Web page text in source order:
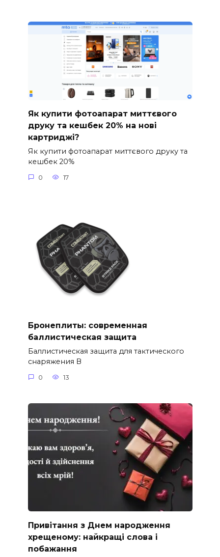
Як купити фотоапарат миттєвого
друку та кешбек 20% на нові
картриджі?
Як купити фотоапарат миттєвого друку та
кешбек 20%
0 17
Бронеплиты: современная
баллистическая защита
Баллистическая защита для тактического
снаряжения В
0 13
Привітання з Днем народження
хрещеному: найкращі слова і
побажання